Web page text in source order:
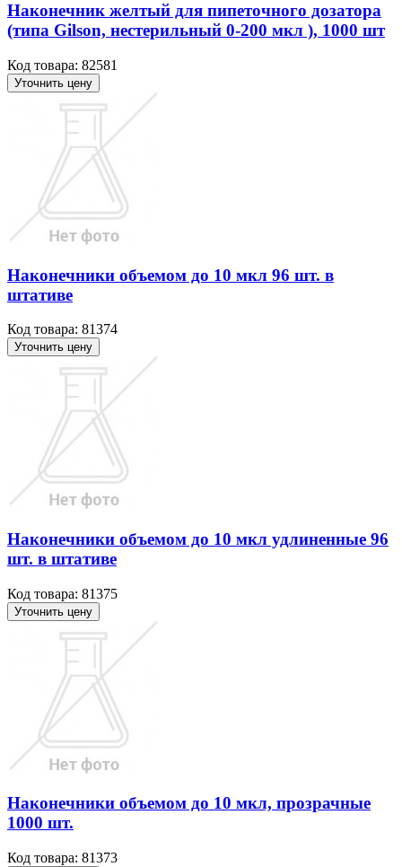
Наконечник желтый для пипеточного дозатора
(типа Gilson, нестерильный 0-200 мкл ), 1000 шт
Код товара: 82581
Уточнить цену
Наконечники объемом до 10 мкл 96 шт. в
штативе
Код товара: 81374
Уточнить цену
Наконечники объемом до 10 мкл удлиненные 96
шт. в штативе
Код товара: 81375
Уточнить цену
Наконечники объемом до 10 мкл, прозрачные
1000 шт.
Код товара: 81373